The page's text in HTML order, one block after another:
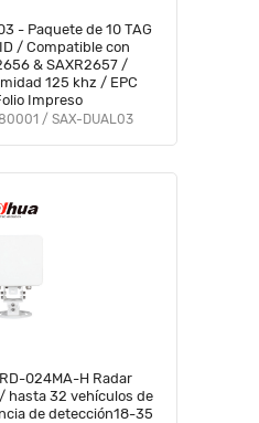
- Paquete de 10 TAG
/ Compatible con
& SAXR2657 /
125 khz / EPC
Impreso
/ SAX-DUAL03
024MA-H Radar
hasta 32 vehículos de
de detección18-35